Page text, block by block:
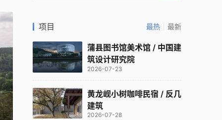
项目 最热 最新
蒲县图书馆美术馆 / 中国建
筑设计研究院
2026-07-23
黄龙岘小树咖啡民宿 / 反几
建筑
2026-07-28